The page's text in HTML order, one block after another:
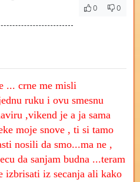
0 0
... crne me misli
ruku i ovu smesnu
,vikend je a ja sama
moje snove , ti si tamo
nosili da smo...ma ne ,
da sanjam budna ...teram
iz secanja ali kako